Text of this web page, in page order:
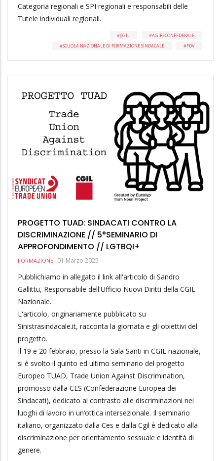
Categoria regionali e SPI regionali e responsabili delle
Tutele individuali regionali.
CGIL
AGIRECONFEDERALE
SCUOLA NAZIONALE DI FORMAZIONE SINDACALE
FDV
PROGETTO TUAD: SINDACATI CONTRO LA
DISCRIMINAZIONE // 5°SEMINARIO DI
APPROFONDIMENTO // LGTBQI+
FORMAZIONE 01 Marzo 2025
Pubblichiamo in allegato il link all'articolo di Sandro
Gallittu, Responsabile dell'Ufficio Nuovi Diritti della CGIL
Nazionale.
L'articolo, originariamente pubblicato su
Sinistrasindacale.it, racconta la giornata e gli obiettivi del
progetto.
Il 19 e 20 febbraio, presso la Sala Santi in CGIL nazionale,
si è svolto il quinto ed ultimo seminario del progetto
Europeo TUAD, Trade Union Against Discrimination,
promosso dalla CES (Confederazione Europea dei
Sindacati), dedicato al contrasto alle discriminazioni nei
luoghi di lavoro in un’ottica intersezionale. Il seminario
italiano, organizzato dalla Ces e dalla Cgil è dedicato alla
discriminazione per orientamento sessuale e identità di
genere.